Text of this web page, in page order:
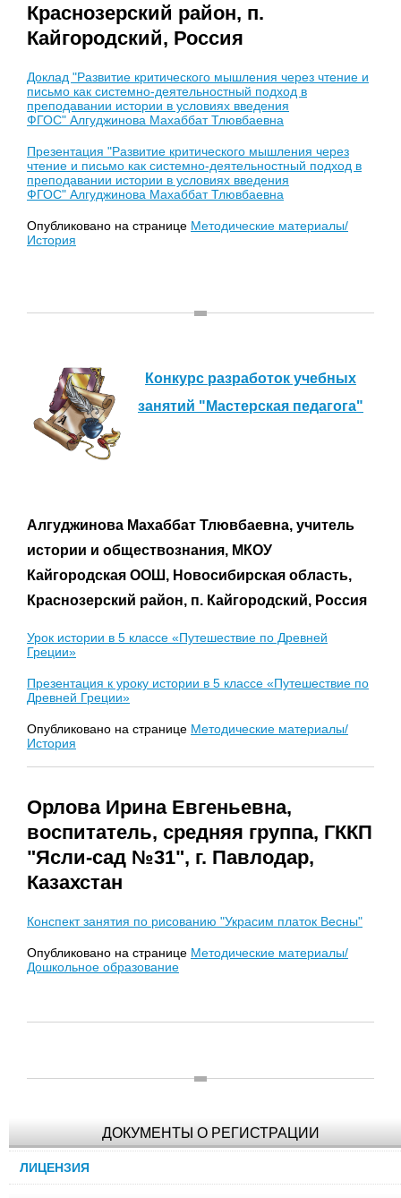
Краснозерский район, п.
Кайгородский, Россия
Доклад "Развитие критического мышления через чтение и
письмо как системно-деятельностный подход в
преподавании истории в условиях введения
ФГОС" Алгуджинова Махаббат Тлювбаевна
Презентация "Развитие критического мышления через
чтение и письмо как системно-деятельностный подход в
преподавании истории в условиях введения
ФГОС" Алгуджинова Махаббат Тлювбаевна
Опубликовано на странице Методические материалы/
История
Конкурс разработок учебных
занятий "Мастерская педагога"
Алгуджинова Махаббат Тлювбаевна, учитель
истории и обществознания, МКОУ
Кайгородская ООШ, Новосибирская область,
Краснозерский район, п. Кайгородский, Россия
Урок истории в 5 классе «Путешествие по Древней
Греции»
Презентация к уроку истории в 5 классе «Путешествие по
Древней Греции»
Опубликовано на странице Методические материалы/
История
Орлова Ирина Евгеньевна,
воспитатель, средняя группа, ГККП
"Ясли-сад №31", г. Павлодар,
Казахстан
Конспект занятия по рисованию "Украсим платок Весны"
Опубликовано на странице Методические материалы/
Дошкольное образование
ДОКУМЕНТЫ О РЕГИСТРАЦИИ
ЛИЦЕНЗИЯ